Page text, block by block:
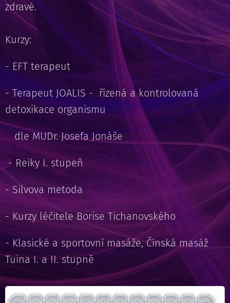
zdravé.
Kurzy:
- EFT terapeut
- Terapeut JOALIS - řízená a kontrolovaná
detoxikace organismu
dle MUDr. Josefa Jonáše
- Reiky I. stupeň
- Silvova metoda
- Kurzy léčitele Borise Tichanovského
- Klasické a sportovní masáže, Čínská masáž
Tuina I. a II. stupně